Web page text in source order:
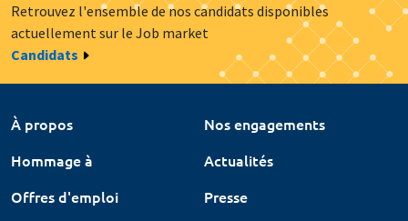
Retrouvez l'ensemble de nos candidats disponibles
actuellement sur le Job market
Candidats
À propos
Nos engagements
Hommage à
Actualités
Offres d'emploi
Presse